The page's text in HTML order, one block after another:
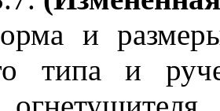
и
типа и